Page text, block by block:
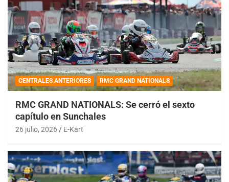
CENTRALES ANTERIORES RMC GRAND NATIONALS
RMC GRAND NATIONALS: Se cerró el sexto
capítulo en Sunchales
26 julio, 2026 E-Kart